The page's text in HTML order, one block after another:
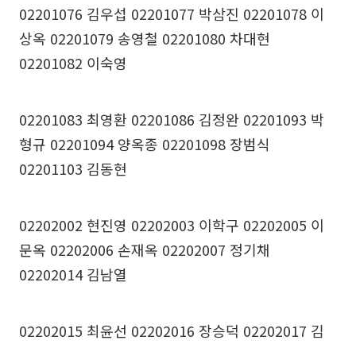
02201076 김우섭 02201077 박삼진 02201078 이
상옥 02201079 송영철 02201080 차대현
02201082 이숙영
02201083 최영환 02201086 김정완 02201093 박
형규 02201094 양옥종 02201098 장범식
02201103 김동현
02202002 현진영 02202003 이학구 02202005 이
문옥 02202006 손재옥 02202007 정기채
02202014 김남열
02202015 최윤선 02202016 장승덕 02202017 김